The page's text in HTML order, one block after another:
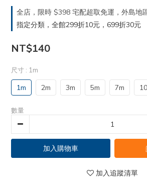
全店，限時 $398 宅配超取免運，外島地
指定分類，全館299折10元，699折30元
NT$140
尺寸 : 1m
1m 2m 3m 5m 7m
數量
加入購物車
加入追蹤清單